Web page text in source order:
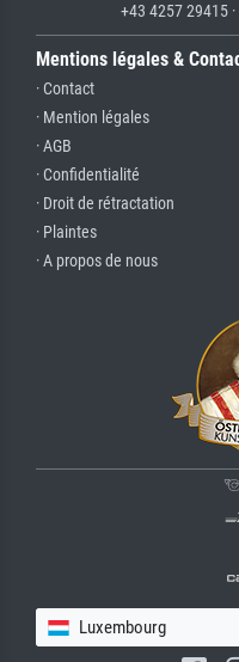
+43 4257 29415
Mentions légales &
· Contact
· Mention légales
· AGB
· Confidentialité
· Droit de rétractation
· Plaintes
· A propos de nous
Luxembourg